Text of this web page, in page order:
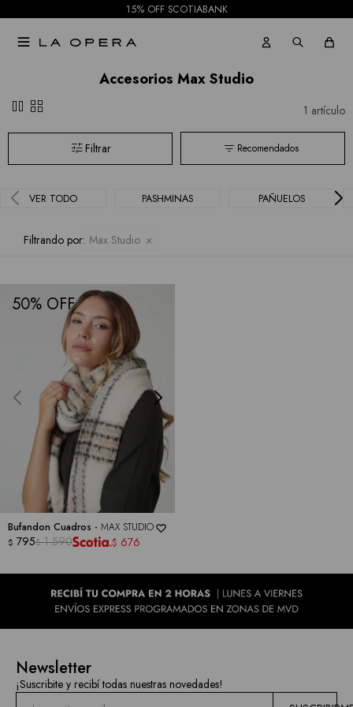
15% OFF SCOTIABANK

Accesorios Max Studio
pause grid_view 1 artículo
Recomendados
VER TODO PASHMINAS PAÑUELOS
Filtrando por: Max Studio
50
Bufandon Cuadros - MAX STUDIO
$ 795$ 1.590 $ 676
Newsletter
¡Suscribite y recibí todas nuestras novedades!
Faldas
Sophie
Hidden
Rose
Elan
BCBGMAXAZRIA
Todas